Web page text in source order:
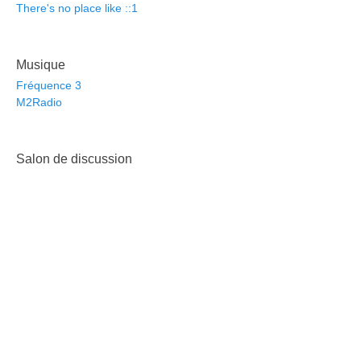
There's no place like ::1
Musique
Fréquence 3
M2Radio
Salon de discussion